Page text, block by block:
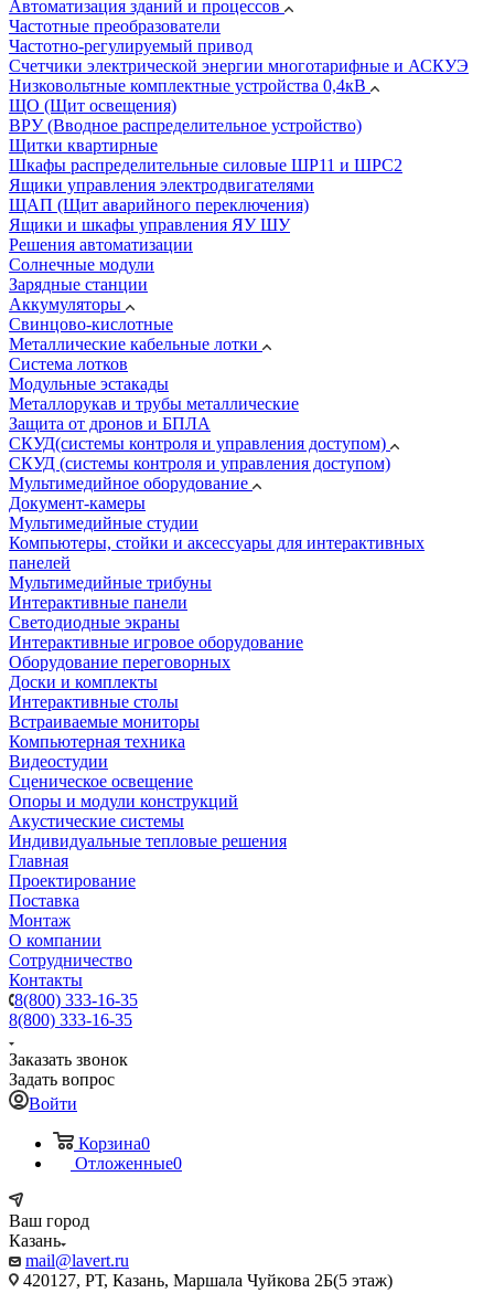
Автоматизация зданий и процессов
Частотные преобразователи
Частотно-регулируемый привод
Счетчики электрической энергии многотарифные и АСКУЭ
Низковольтные комплектные устройства 0,4кВ
ЩО (Щит освещения)
ВРУ (Вводное распределительное устройство)
Щитки квартирные
Шкафы распределительные силовые ШР11 и ШРС2
Ящики управления электродвигателями
ЩАП (Щит аварийного переключения)
Ящики и шкафы управления ЯУ ШУ
Решения автоматизации
Солнечные модули
Зарядные станции
Аккумуляторы
Свинцово-кислотные
Металлические кабельные лотки
Система лотков
Модульные эстакады
Металлорукав и трубы металлические
Защита от дронов и БПЛА
СКУД(системы контроля и управления доступом)
СКУД (системы контроля и управления доступом)
Мультимедийное оборудование
Документ-камеры
Мультимедийные студии
Компьютеры, стойки и аксессуары для интерактивных
панелей
Мультимедийные трибуны
Интерактивные панели
Светодиодные экраны
Интерактивные игровое оборудование
Оборудование переговорных
Доски и комплекты
Интерактивные столы
Встраиваемые мониторы
Компьютерная техника
Видеостудии
Cценическое освещение
Опоры и модули конструкций
Акустические системы
Индивидуальные тепловые решения
Главная
Проектирование
Поставка
Монтаж
О компании
Сотрудничество
Контакты
8(800) 333-16-35
8(800) 333-16-35
Заказать звонок
Задать вопрос
Войти
Корзина0
Отложенные0
Ваш город
Казань
mail@lavert.ru
420127, РТ, Казань, Маршала Чуйкова 2Б(5 этаж)